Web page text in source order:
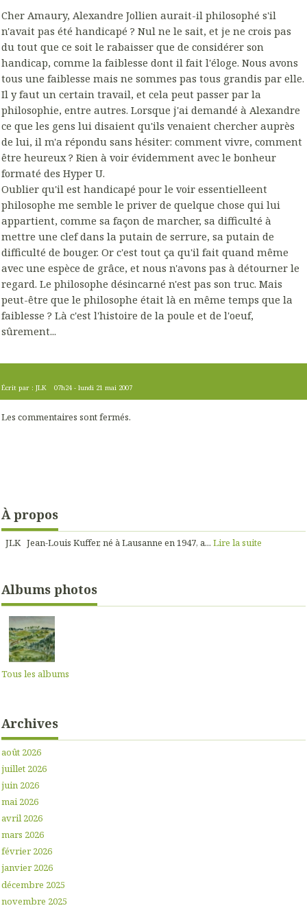
Cher Amaury, Alexandre Jollien aurait-il philosophé s'il
n'avait pas été handicapé ? Nul ne le sait, et je ne crois pas
du tout que ce soit le rabaisser que de considérer son
handicap, comme la faiblesse dont il fait l'éloge. Nous avons
tous une faiblesse mais ne sommes pas tous grandis par elle.
Il y faut un certain travail, et cela peut passer par la
philosophie, entre autres. Lorsque j'ai demandé à Alexandre
ce que les gens lui disaient qu'ils venaient chercher auprès
de lui, il m'a répondu sans hésiter: comment vivre, comment
être heureux ? Rien à voir évidemment avec le bonheur
formaté des Hyper U.
Oublier qu'il est handicapé pour le voir essentielleent
philosophe me semble le priver de quelque chose qui lui
appartient, comme sa façon de marcher, sa difficulté à
mettre une clef dans la putain de serrure, sa putain de
difficulté de bouger. Or c'est tout ça qu'il fait quand même
avec une espèce de grâce, et nous n'avons pas à détourner le
regard. Le philosophe désincarné n'est pas son truc. Mais
peut-être que le philosophe était là en même temps que la
faiblesse ? Là c'est l'histoire de la poule et de l'oeuf,
sûrement...
Écrit par : JLK 07h24 -lundi 21 mai 2007
Les commentaires sont fermés.
À propos
JLK Jean-Louis Kuffer, né à Lausanne en 1947, a... Lire la suite
Albums photos
Tous les albums
Archives
août 2026
juillet 2026
juin 2026
mai 2026
avril 2026
mars 2026
février 2026
janvier 2026
décembre 2025
novembre 2025